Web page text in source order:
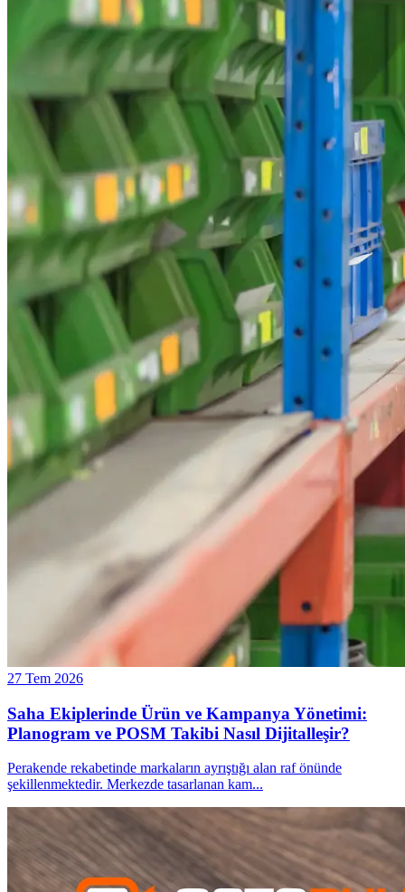
27 Tem 2026
Saha Ekiplerinde Ürün ve Kampanya Yönetimi:
Planogram ve POSM Takibi Nasıl Dijitalleşir?
Perakende rekabetinde markaların ayrıştığı alan raf önünde
şekillenmektedir. Merkezde tasarlanan kam...